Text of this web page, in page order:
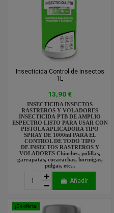
Insecticida Control de Insectos
1L
13,90 €
INSECTICIDA INSECTOS
RASTREROS Y VOLADORES
INSECTICIDA PTB DE AMPLIO
ESPECTRO LISTO PARA USAR CON
PISTOLA APLICADORA TIPO
SPRAY DE 1000ml PARA EL
CONTROL DE TODO TIPO
DE INSECTOS RASTREROS Y
VOLADORES Chinches, polillas,
garrapatas, cucarachas, hormigas,
pulgas, etc...
Añadir
¡En oferta!